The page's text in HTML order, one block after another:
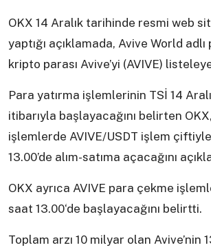
OKX 14 Aralık tarihinde resmi web
yaptığı açıklamada, Avive World
kripto parası Avive’yi (AVIVE)
Para yatırma işlemlerinin TSİ 14
itibarıyla başlayacağını belirten
işlemlerde AVIVE/USDT işlem
13.00’de alım-satıma açacağını
OKX ayrıca AVIVE para çekme
saat 13.00‘de başlayacağını belirtti.
Toplam arzı 10 milyar olan Avive’nin